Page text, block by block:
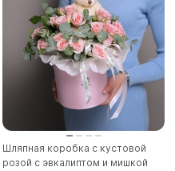
Шляпная коробка с кустовой
розой с эвкалиптом и мишкой